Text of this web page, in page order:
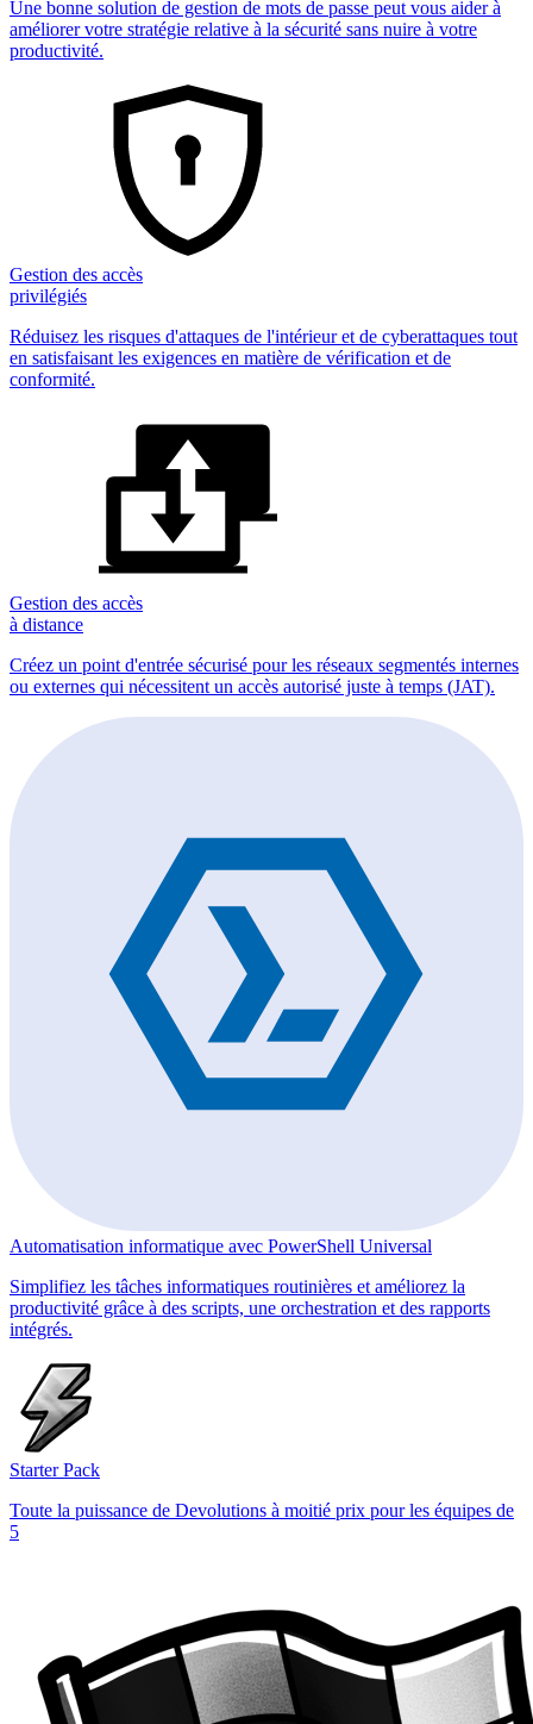
Une bonne solution de gestion de mots de passe peut vous aider à
améliorer votre stratégie relative à la sécurité sans nuire à votre
productivité.
Gestion des accès
privilégiés
Réduisez les risques d'attaques de l'intérieur et de cyberattaques tout
en satisfaisant les exigences en matière de vérification et de
conformité.
Gestion des accès
à distance
Créez un point d'entrée sécurisé pour les réseaux segmentés internes
ou externes qui nécessitent un accès autorisé juste à temps (JAT).
Automatisation informatique avec PowerShell Universal
Simplifiez les tâches informatiques routinières et améliorez la
productivité grâce à des scripts, une orchestration et des rapports
intégrés.
Starter Pack
Toute la puissance de Devolutions à moitié prix pour les équipes de
5